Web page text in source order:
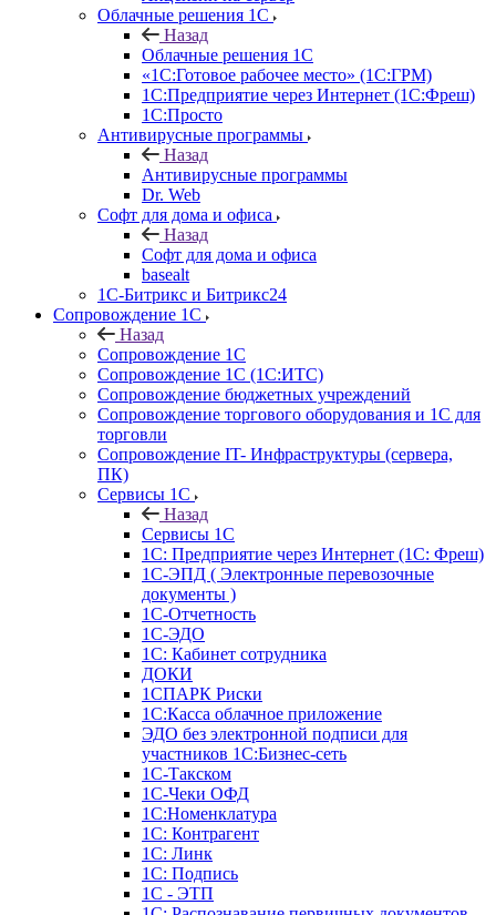
Облачные решения 1С
Назад
Облачные решения 1С
«1C:Готовое рабочее место» (1С:ГРМ)
1С:Предприятие через Интернет (1С:Фреш)
1С:Просто
Антивирусные программы
Назад
Антивирусные программы
Dr. Web
Софт для дома и офиса
Назад
Софт для дома и офиса
basealt
1С-Битрикс и Битрикс24
Сопровождение 1С
Назад
Сопровождение 1С
Сопровождение 1С (1С:ИТС)
Сопровождение бюджетных учреждений
Сопровождение торгового оборудования и 1С для
торговли
Сопровождение IT- Инфраструктуры (сервера,
ПК)
Сервисы 1С
Назад
Сервисы 1С
1С: Предприятие через Интернет (1С: Фреш)
1С-ЭПД ( Электронные перевозочные
документы )
1С-Отчетность
1С-ЭДО
1С: Кабинет сотрудника
ДОКИ
1СПАРК Риски
1С:Касса облачное приложение
ЭДО без электронной подписи для
участников 1С:Бизнес-сеть
1С-Такском
1С-Чеки ОФД
1С:Номенклатура
1С: Контрагент
1С: Линк
1С: Подпись
1С - ЭТП